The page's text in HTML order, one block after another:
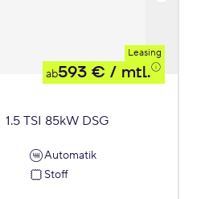
Leasing
ab593 € / mtl.
1.5 TSI 85kW DSG
Automatik
Stoff